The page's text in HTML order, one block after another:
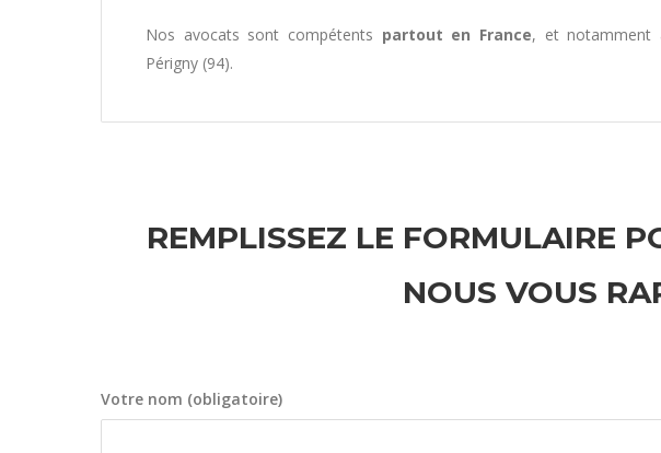
Nos avocats sont compétents partout en France, et notamment
Périgny (94).
REMPLISSEZ LE FORMULAIRE
NOUS VOUS
Votre nom (obligatoire)